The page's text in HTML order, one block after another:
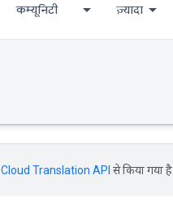
कम्यूनिटी ज़्यादा
Cloud Translation API से किया गया है.